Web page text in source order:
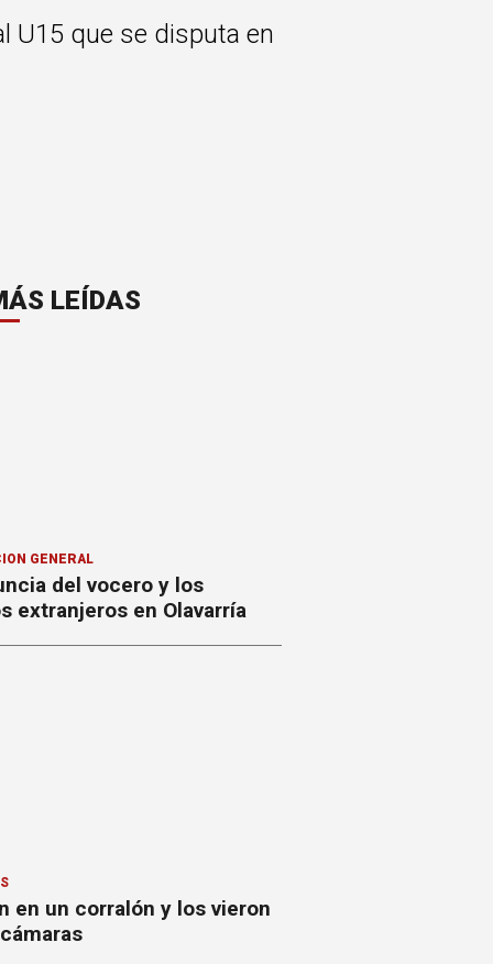
U15 que se disputa en
LEÍDAS
GENERAL
del vocero y los
extranjeros en Olavarría
en un corralón y los vieron